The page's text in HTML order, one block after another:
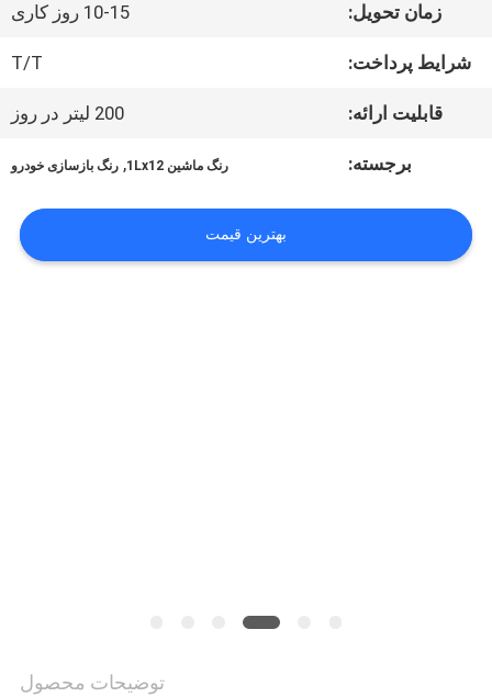
کنترل
کیفیت
ما
زمان تحویل: 10-15 روز کاری
شرایط پرداخت: T/T
قابلیت ارائه: 200 لیتر در روز
برجسته: رنگ ماشين 1Lx12 , رنگ بازسازی خودرو
بهترین قیمت
توضیحات محصول